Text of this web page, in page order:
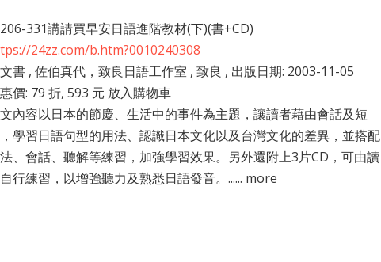
331講請買早安日語進階教材(下)(書+CD)
24zz.com/b.htm?0010240308
書 , 佐伯真代，致良日語工作室 , 致良 , 出版日期: 2003-11-05
價: 79 折, 593 元 放入購物車
內容以日本的節慶、生活中的事件為主題，讓讀者藉由會話及短
學習日語句型的用法、認識日本文化以及台灣文化的差異，並搭配
、會話、聽解等練習，加強學習效果。另外還附上3片CD，可由讀
行練習，以增強聽力及熟悉日語發音。...... more